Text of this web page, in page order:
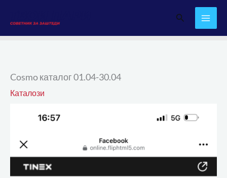
content
Search
Cosmo каталог 01.04-30.04
Каталози